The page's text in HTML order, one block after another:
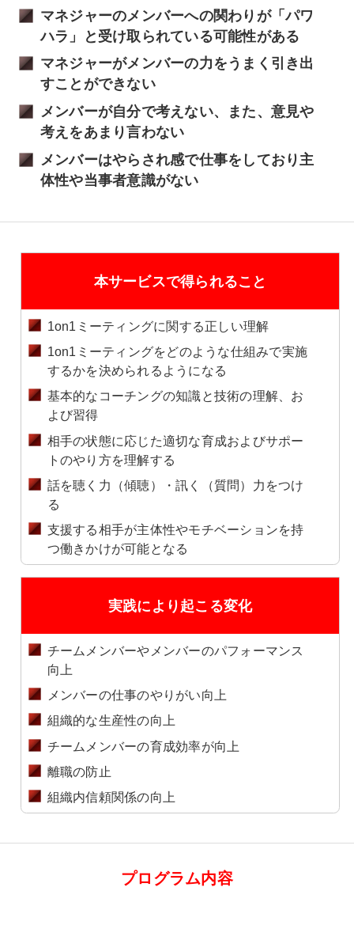
マネジャーのメンバーへの関わりが「パワ
ハラ」と受け取られている可能性がある
マネジャーがメンバーの力をうまく引き出
すことができない
メンバーが自分で考えない、また、意見や
考えをあまり言わない
メンバーはやらされ感で仕事をしており主
体性や当事者意識がない
本サービスで得られること
1on1ミーティングに関する正しい理解
1on1ミーティングをどのような仕組みで実施
するかを決められるようになる
基本的なコーチングの知識と技術の理解、お
よび習得
相手の状態に応じた適切な育成およびサポー
トのやり方を理解する
話を聴く力（傾聴）・訊く（質問）力をつけ
る
支援する相手が主体性やモチベーションを持
つ働きかけが可能となる
実践により起こる変化
チームメンバーやメンバーのパフォーマンス
向上
メンバーの仕事のやりがい向上
組織的な生産性の向上
チームメンバーの育成効率が向上
離職の防止
組織内信頼関係の向上
プログラム内容